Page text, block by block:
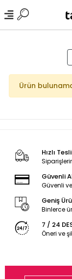
Ürün
Hızlı
Güvenli
Güvenli
Geniş
Binlerce
7 / 24
Öneri ve